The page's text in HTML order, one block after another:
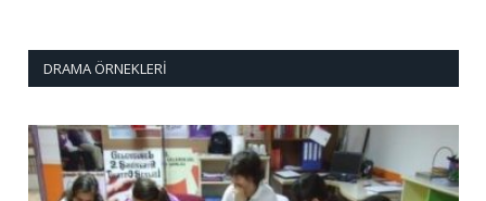
DRAMA ÖRNEKLERI